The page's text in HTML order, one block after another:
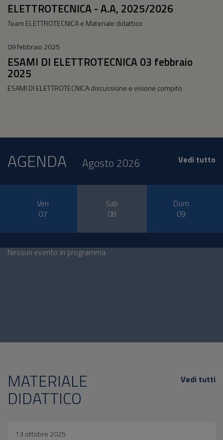
ELETTROTECNICA - A.A, 2025/2026
Team ELETTROTECNICA e Materiale didattico
09 febbraio 2025
ESAMI DI ELETTROTECNICA 03 febbraio
2025
ESAMI DI ELETTROTECNICA discussione e visione compito
AGENDA Agosto 2026 Vedi tutto
Ven
07
Sab
08
Dom
09
Nessun evento in programma
MATERIALE
DIDATTICO
Vedi tutti
13 ottobre 2025